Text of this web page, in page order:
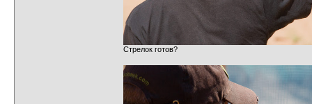
Стрелок готов?